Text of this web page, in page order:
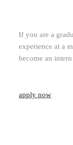
If you are a
experience at a
become an
apply now